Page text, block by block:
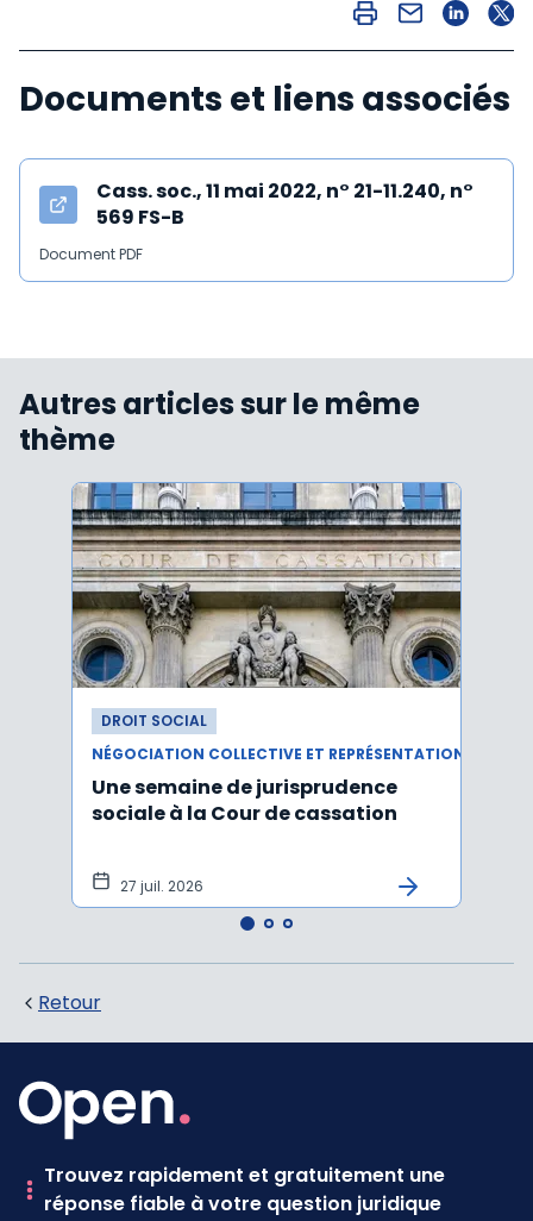
Documents et liens associés
Cass. soc., 11 mai 2022, n° 21-11.240, n°
569 FS-B
Document PDF
Autres articles sur le même
thème
DROIT SOCIAL
Une semaine de jurisprudence
sociale à la Cour de cassation
27 juil. 2026
Retour
Trouvez rapidement et gratuitement une
réponse fiable à votre question juridique